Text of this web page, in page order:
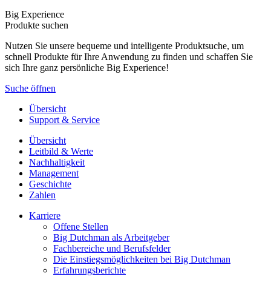
Big Experience
Produkte suchen
Nutzen Sie unsere bequeme und intelligente Produktsuche, um
schnell Produkte für Ihre Anwendung zu finden und schaffen Sie
sich Ihre ganz persönliche Big Experience!
Suche öffnen
Übersicht
Support & Service
Übersicht
Leitbild & Werte
Nachhaltigkeit
Management
Geschichte
Zahlen
Karriere
Offene Stellen
Big Dutchman als Arbeitgeber
Fachbereiche und Berufsfelder
Die Einstiegsmöglichkeiten bei Big Dutchman
Erfahrungsberichte